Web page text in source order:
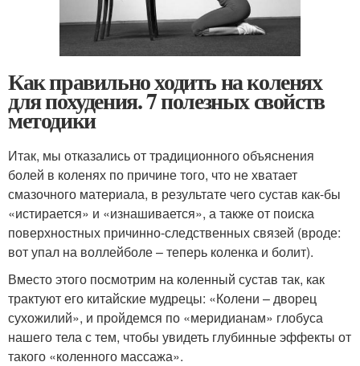
Как правильно ходить на коленях
для похудения. 7 полезных свойств
методики
Итак, мы отказались от традиционного объяснения
болей в коленях по причине того, что не хватает
смазочного материала, в результате чего сустав как-бы
«истирается» и «изнашивается», а также от поиска
поверхностных причинно-следственных связей (вроде:
вот упал на воллейболе – теперь коленка и болит).
Вместо этого посмотрим на коленный сустав так, как
трактуют его китайские мудрецы: «Колени – дворец
сухожилий», и пройдемся по «меридианам» глобуса
нашего тела с тем, чтобы увидеть глубинные эффекты от
такого «коленного массажа».